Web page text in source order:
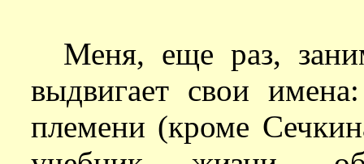
Меня, еще раз,
выдвигает свои
племени (кроме